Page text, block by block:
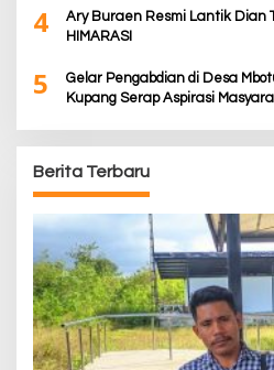
4
Ary Buraen Resmi Lantik Dian
HIMARASI
5
Gelar Pengabdian di Desa
Kupang Serap Aspirasi
Berita Terbaru